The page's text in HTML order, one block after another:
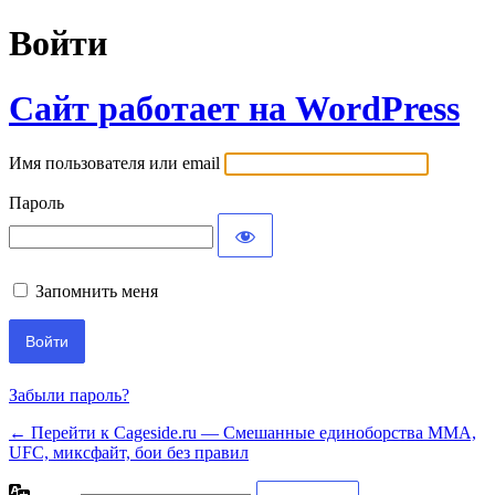
Войти
Сайт работает на WordPress
Имя пользователя или email
Пароль
Запомнить меня
Забыли пароль?
← Перейти к Cageside.ru — Смешанные единоборства MMA,
UFC, миксфайт, бои без правил